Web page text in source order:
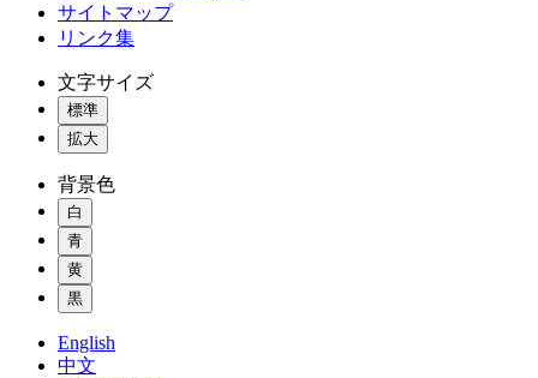
サイトマップ
リンク集
文字サイズ
標準
拡大
背景色
白
青
黄
黒
English
中文